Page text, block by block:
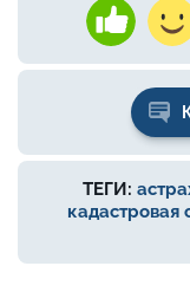
ТЕГИ:
кадастровая